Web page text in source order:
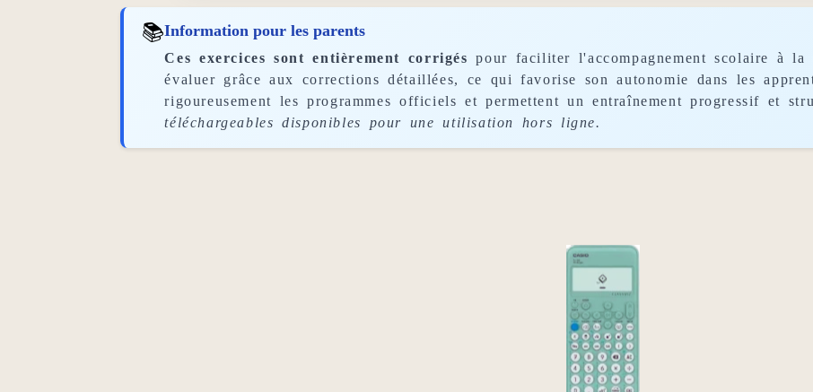
📚Information pour les parents
Ces exercices sont entièrement corrigés pour faciliter l'accompagnement scolaire à
évaluer grâce aux corrections détaillées, ce qui favorise son autonomie dans les
rigoureusement les programmes officiels et permettent un entraînement progressif et
téléchargeables disponibles pour une utilisation hors ligne.